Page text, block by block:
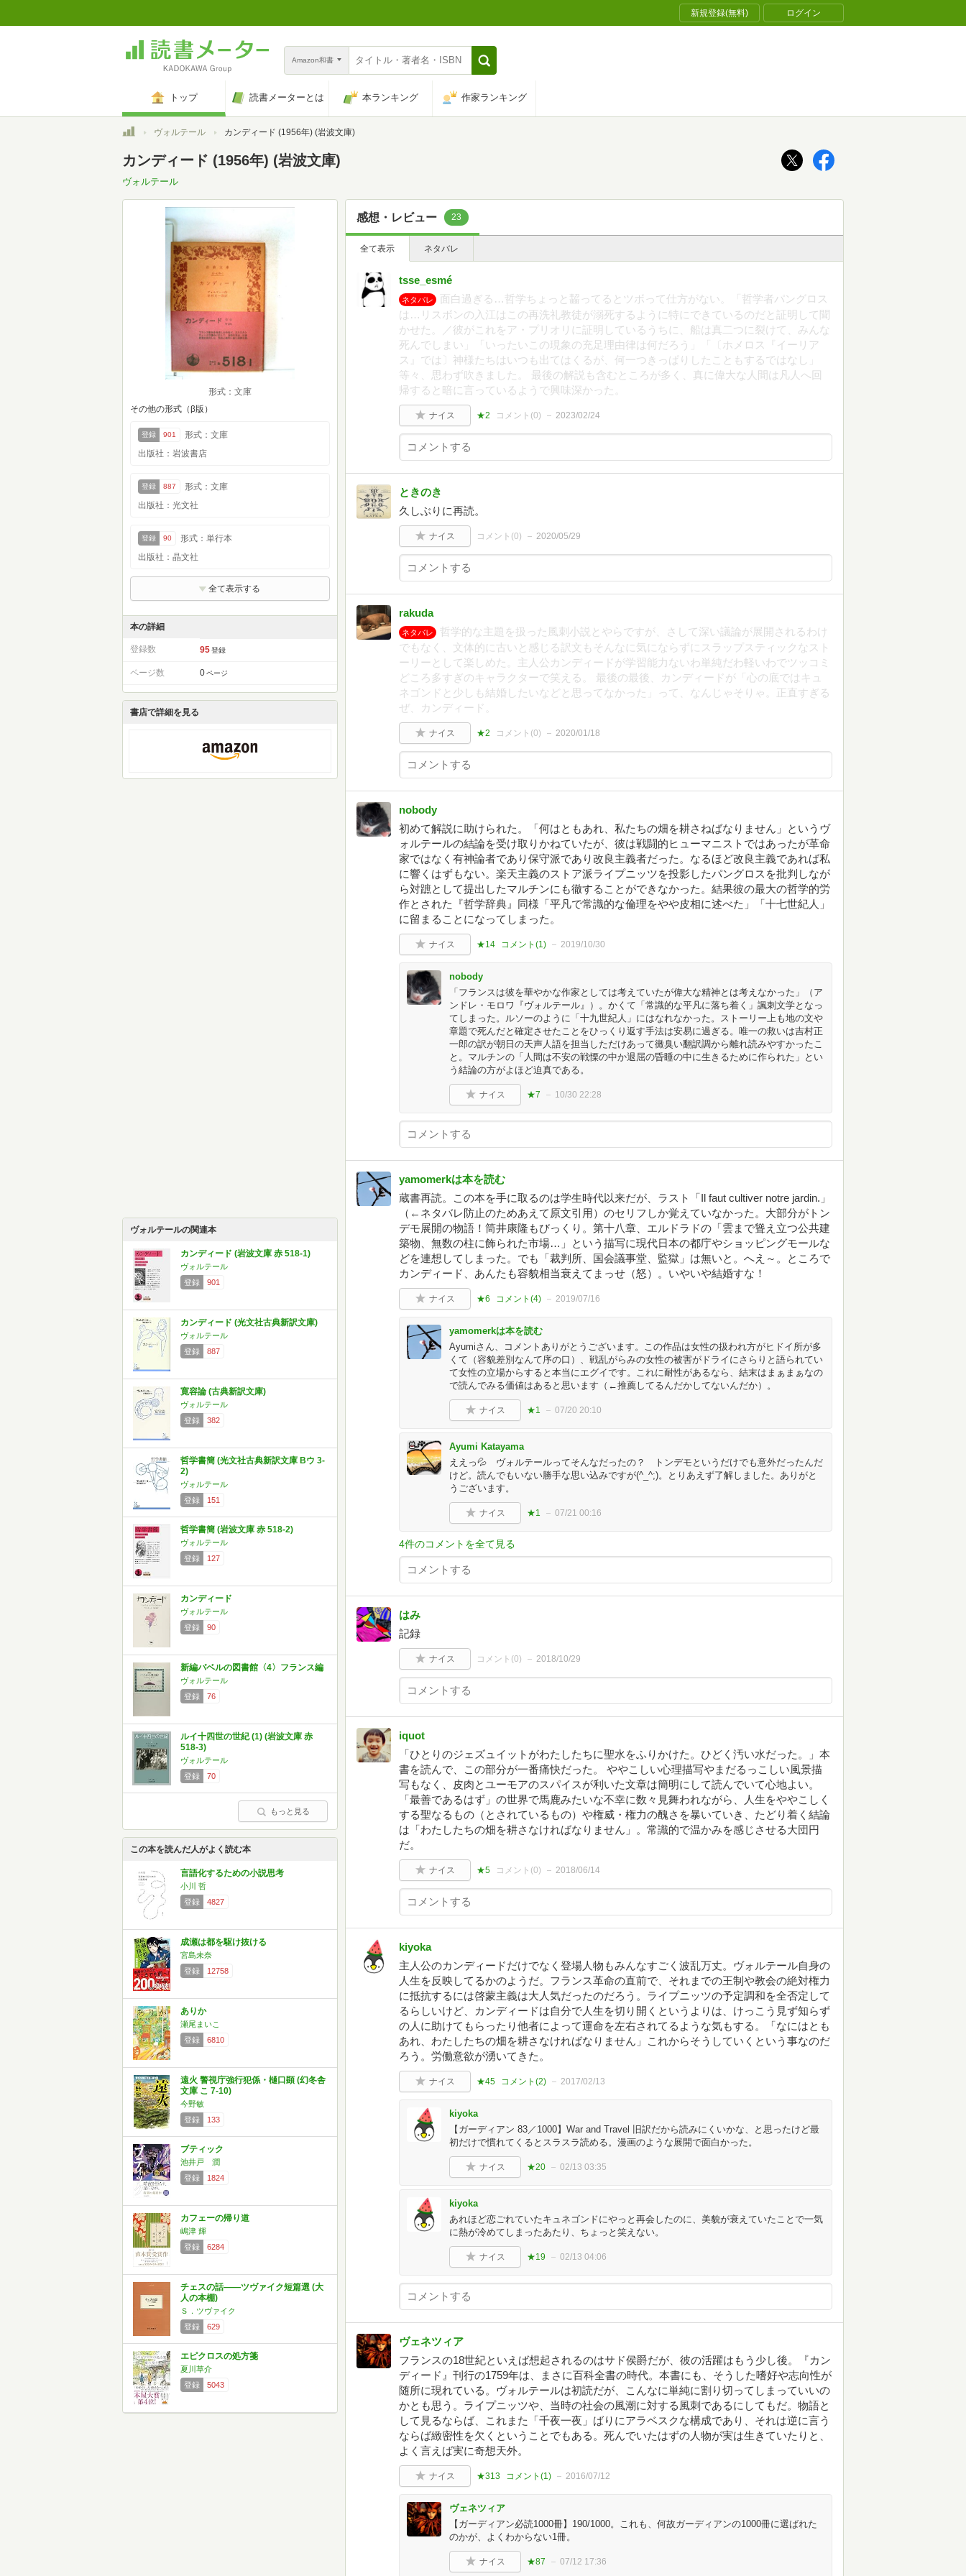
新規登録(無料) ログイン
Amazon和書
トップ 読書メーターとは 本ランキング 作家ランキング
トップヴォルテール カンディード (1956年) (岩波文庫)
カンディード (1956年) (岩波文庫)
ヴォルテール
形式：文庫
その他の形式（β版）
登録 901
形式：文庫
出版社：岩波書店
登録 887
形式：文庫
出版社：光文社
登録 90
形式：単行本
出版社：晶文社
全て表示する
本の詳細
登録数 95 登録
ページ数 0 ページ
書店で詳細を見る
ヴォルテールの関連本
カンディード (岩波文庫 赤 518-1)
ヴォルテール
登録
901
カンディード (光文社古典新訳文庫)
ヴォルテール
登録
887
寛容論 (古典新訳文庫)
ヴォルテール
登録
382
哲学書簡 (光文社古典新訳文庫 Bウ 3-
2)
ヴォルテール
登録
151
哲学書簡 (岩波文庫 赤 518-2)
ヴォルテール
登録
127
カンディード
ヴォルテール
登録
90
新編バベルの図書館〈4〉フランス編
ヴォルテール
登録
76
ルイ十四世の世紀 (1) (岩波文庫 赤
518-3)
ヴォルテール
登録
70
もっと見る
この本を読んだ人がよく読む本
言語化するための小説思考
小川 哲
登録
4827
成瀬は都を駆け抜ける
宮島未奈
登録
12758
ありか
瀬尾まいこ
登録
6810
遠火 警視庁強行犯係・樋口顕 (幻冬舎
文庫 こ 7-10)
今野敏
登録
133
ブティック
池井戸 潤
登録
1824
カフェーの帰り道
嶋津 輝
登録
6284
チェスの話――ツヴァイク短篇選 (大
人の本棚)
Ｓ．ツヴァイク
登録
629
エピクロスの処方箋
夏川草介
登録
5043
感想・レビュー 23
全て表示 ネタバレ
tsse_esmé
ネタバレ
面白過ぎる…哲学ちょっと齧ってるとツボって仕方がない。「哲学者パングロス
は…リスボンの入江はこの再洗礼教徒が溺死するように特にできているのだと証明して聞
かせた。／彼がこれをア・プリオリに証明しているうちに、船は真二つに裂けて、みんな
死んでしまい」「いったいこの現象の充足理由律は何だろう」「〔ホメロス『イーリア
ス』では〕神様たちはいつも出てはくるが、何一つきっぱりしたこともするではなし」
等々、思わず吹きました。 最後の解説も含むところが多く、真に偉大な人間は凡人へ回
帰すると暗に言っているようで興味深かった。
ナイス ★2 コメント(0) 2023/02/24
ときのき
久しぶりに再読。
ナイス コメント(0) 2020/05/29
rakuda
ネタバレ
哲学的な主題を扱った風刺小説とやらですが、さして深い議論が展開されるわけ
でもなく、文体的に古いと感じる訳文もそんなに気にならずにスラップスティックなスト
ーリーとして楽しめた。主人公カンディードが学習能力ないわ単純だわ軽いわでツッコミ
どころ多すぎのキャラクターで笑える。 最後の最後、カンディードが「心の底ではキュ
ネゴンドと少しも結婚したいなどと思ってなかった」って、なんじゃそりゃ。正直すぎる
ぜ、カンディード。
ナイス ★2 コメント(0) 2020/01/18
nobody
初めて解説に助けられた。「何はともあれ、私たちの畑を耕さねばなりません」というヴ
ォルテールの結論を受け取りかねていたが、彼は戦闘的ヒューマニストではあったが革命
家ではなく有神論者であり保守派であり改良主義者だった。なるほど改良主義であれば私
に響くはずもない。楽天主義のストア派ライプニッツを投影したパングロスを批判しなが
ら対蹠として提出したマルチンにも徹することができなかった。結果彼の最大の哲学的労
作とされた『哲学辞典』同様「平凡で常識的な倫理をやや皮相に述べた」「十七世紀人」
に留まることになってしまった。
ナイス ★14 コメント(1) 2019/10/30
nobody
「フランスは彼を華やかな作家としては考えていたが偉大な精神とは考えなかった」（ア
ンドレ・モロワ『ヴォルテール』）。かくて「常識的な平凡に落ち着く」諷刺文学となっ
てしまった。ルソーのように「十九世紀人」にはなれなかった。ストーリー上も地の文や
章題で死んだと確定させたことをひっくり返す手法は安易に過ぎる。唯一の救いは吉村正
一郎の訳が朝日の天声人語を担当しただけあって黴臭い翻訳調から離れ読みやすかったこ
と。マルチンの「人間は不安の戦慄の中か退屈の昏睡の中に生きるために作られた」とい
う結論の方がよほど迫真である。
ナイス ★7 10/30 22:28
yamomerkは本を読む
蔵書再読。この本を手に取るのは学生時代以来だが、ラスト「Il faut cultiver notre jardin.」
（←ネタバレ防止のためあえて原文引用）のセリフしか覚えていなかった。大部分がトン
デモ展開の物語！筒井康隆もびっくり。第十八章、エルドラドの「雲まで聳え立つ公共建
築物、無数の柱に飾られた市場…」という描写に現代日本の都庁やショッピングモールな
どを連想してしまった。でも「裁判所、国会議事堂、監獄」は無いと。へえ～。ところで
カンディード、あんたも容貌相当衰えてまっせ（怒）。いやいや結婚すな！
ナイス ★6 コメント(4) 2019/07/16
yamomerkは本を読む
Ayumiさん、コメントありがとうございます。この作品は女性の扱われ方がヒドイ所が多
くて（容貌差別なんて序の口）、戦乱がらみの女性の被害がドライにさらりと語られてい
て女性の立場からすると本当にエグイです。これに耐性があるなら、結末はまぁまぁなの
で読んでみる価値はあると思います（←推薦してるんだかしてないんだか）。
ナイス ★1 07/20 20:10
Ayumi Katayama
ええっ💦 ヴォルテールってそんなだったの？ トンデモというだけでも意外だったんだ
けど。読んでもいない勝手な思い込みですが(^_^;)。とりあえず了解しました。ありがと
うございます。
ナイス ★1 07/21 00:16
4件のコメントを全て見る
はみ
記録
ナイス コメント(0) 2018/10/29
iquot
「ひとりのジェズュイットがわたしたちに聖水をふりかけた。ひどく汚い水だった。」本
書を読んで、この部分が一番痛快だった。 ややこしい心理描写やまだるっこしい風景描
写もなく、皮肉とユーモアのスパイスが利いた文章は簡明にして読んでいて心地よい。
「最善であるはず」の世界で馬鹿みたいな不幸に数々見舞われながら、人生をややこしく
する聖なるもの（とされているもの）や権威・権力の醜さを暴いていき、たどり着く結論
は「わたしたちの畑を耕さなければなりません」。常識的で温かみを感じさせる大団円
だ。
ナイス ★5 コメント(0) 2018/06/14
kiyoka
主人公のカンディードだけでなく登場人物もみんなすごく波乱万丈。ヴォルテール自身の
人生を反映してるかのようだ。フランス革命の直前で、それまでの王制や教会の絶対権力
に抵抗するには啓蒙主義は大人気だったのだろう。ライプニッツの予定調和を全否定して
るらしいけど、カンディードは自分で人生を切り開くというよりは、けっこう見ず知らず
の人に助けてもらったり他者によって運命を左右されてるような気もする。「なにはとも
あれ、わたしたちの畑を耕さなければなりません」これからそうしていくという事なのだ
ろう。労働意欲が湧いてきた。
ナイス ★45 コメント(2) 2017/02/13
kiyoka
【ガーディアン 83／1000】War and Travel 旧訳だから読みにくいかな、と思ったけど最
初だけで慣れてくるとスラスラ読める。漫画のような展開で面白かった。
ナイス ★20 02/13 03:35
kiyoka
あれほど恋ごれていたキュネゴンドにやっと再会したのに、美貌が衰えていたことで一気
に熱が冷めてしまったあたり、ちょっと笑えない。
ナイス ★19 02/13 04:06
ヴェネツィア
フランスの18世紀といえば想起されるのはサド侯爵だが、彼の活躍はもう少し後。『カン
ディード』刊行の1759年は、まさに百科全書の時代。本書にも、そうした嗜好や志向性が
随所に現れている。ヴォルテールは初読だが、こんなに単純に割り切ってしまっていいの
かとも思う。ライプニッツや、当時の社会の風潮に対する風刺であるにしてもだ。物語と
して見るならば、これまた「千夜一夜」ばりにアラベスクな構成であり、それは逆に言う
ならば緻密性を欠くということでもある。死んでいたはずの人物が実は生きていたりと、
よく言えば実に奇想天外。
ナイス ★313 コメント(1) 2016/07/12
ヴェネツィア
【ガーディアン必読1000冊】190/1000。これも、何故ガーディアンの1000冊に選ばれた
のかが、よくわからない1冊。
ナイス ★87 07/12 17:36